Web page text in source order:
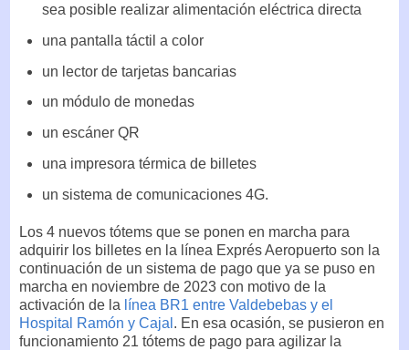
sea posible realizar alimentación eléctrica directa
una pantalla táctil a color
un lector de tarjetas bancarias
un módulo de monedas
un escáner QR
una impresora térmica de billetes
un sistema de comunicaciones 4G.
Los 4 nuevos tótems que se ponen en marcha para
adquirir los billetes en la línea Exprés Aeropuerto son la
continuación de un sistema de pago que ya se puso en
marcha en noviembre de 2023 con motivo de la
activación de la línea BR1 entre Valdebebas y el
Hospital Ramón y Cajal . En esa ocasión, se pusieron en
funcionamiento 21 tótems de pago para agilizar la